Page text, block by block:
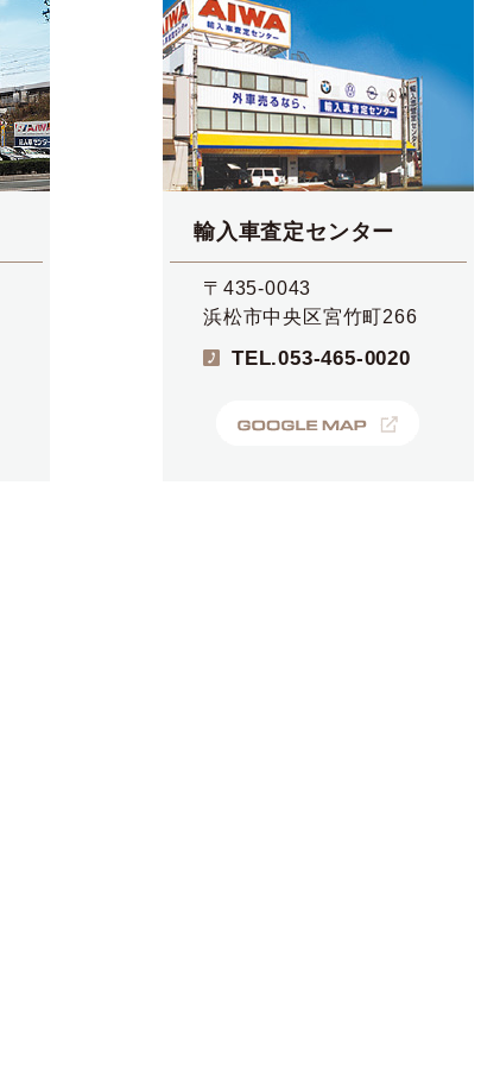
輸入車査定センター
〒435-0043
浜松市中央区宮竹町266
TEL.053-465-0020